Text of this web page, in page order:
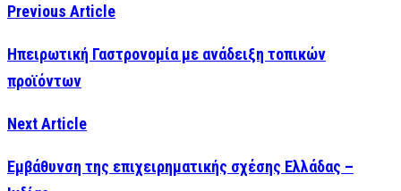
Previous Article
Ηπειρωτική Γαστρονομία με ανάδειξη τοπικών
προϊόντων
Next Article
Εμβάθυνση της επιχειρηματικής σχέσης Ελλάδας –